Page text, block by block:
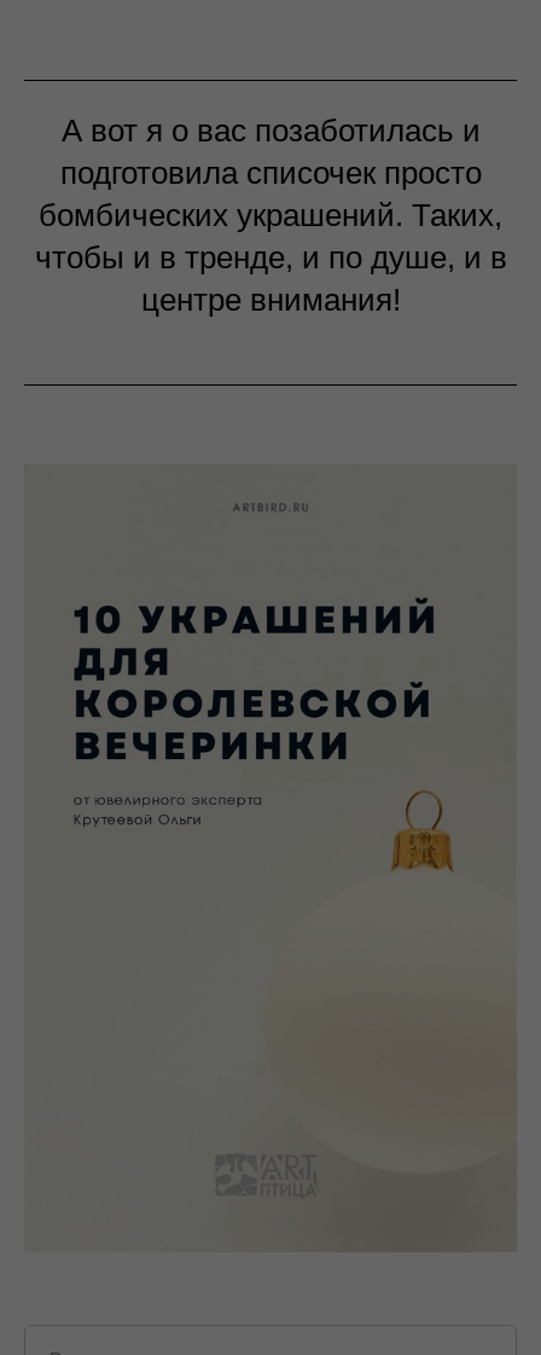
А вот я о вас позаботилась и
подготовила списочек просто
бомбических украшений. Таких,
чтобы и в тренде, и по душе, и в
центре внимания!